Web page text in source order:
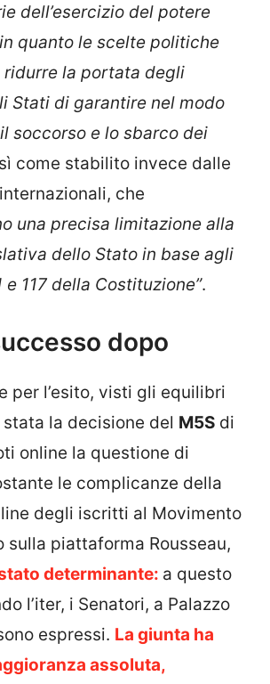
dell’esercizio del potere
quanto le scelte politiche
ridurre la portata degli
Stati di garantire nel modo
soccorso e lo sbarco dei
come stabilito invece dalle
che
una precisa limitazione alla
dello Stato in base agli
e 117 della Costituzione”.
dopo
per l’esito, visti gli equilibri
la decisione del M5S di
online la questione di
le complicanze della
degli iscritti al Movimento
sulla piattaforma Rousseau,
determinante: a questo
l’iter, i Senatori, a Palazzo
espressi. La giunta ha
assoluta,